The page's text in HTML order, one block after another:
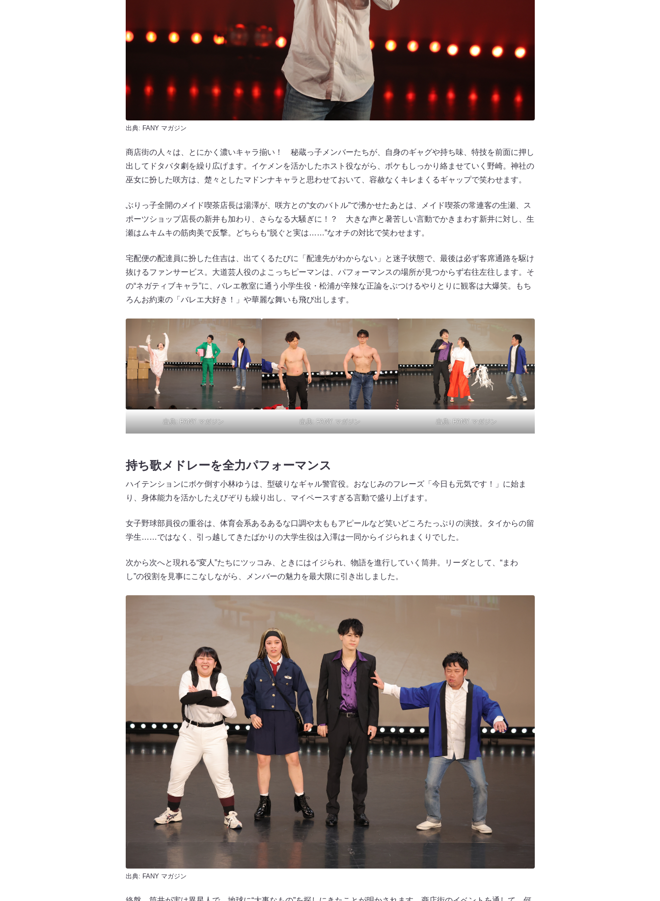
出典: FANY マガジン
商店街の人々は、とにかく濃いキャラ揃い！ 秘蔵っ子メンバーたちが、自身のギャグや持ち味、特技を前面に押し
出してドタバタ劇を繰り広げます。イケメンを活かしたホスト役ながら、ボケもしっかり絡ませていく野崎。神社の
巫女に扮した咲方は、楚々としたマドンナキャラと思わせておいて、容赦なくキレまくるギャップで笑わせます。
ぶりっ子全開のメイド喫茶店長は湯澤が、咲方との“女のバトル”で沸かせたあとは、メイド喫茶の常連客の生瀬、ス
ポーツショップ店長の新井も加わり、さらなる大騒ぎに！？ 大きな声と暑苦しい言動でかきまわす新井に対し、生
瀬はムキムキの筋肉美で反撃。どちらも“脱ぐと実は……”なオチの対比で笑わせます。
宅配便の配達員に扮した住吉は、出てくるたびに「配達先がわからない」と迷子状態で、最後は必ず客席通路を駆け
抜けるファンサービス。大道芸人役のよこっちピーマンは、パフォーマンスの場所が見つからず右往左往します。そ
の“ネガティブキャラ”に、バレエ教室に通う小学生役・松浦が辛辣な正論をぶつけるやりとりに観客は大爆笑。もち
ろんお約束の「バレエ大好き！」や華麗な舞いも飛び出します。
出典: FANY マガジン 出典: FANY マガジン 出典: FANY マガジン
持ち歌メドレーを全力パフォーマンス
ハイテンションにボケ倒す小林ゆうは、型破りなギャル警官役。おなじみのフレーズ「今日も元気です！」に始ま
り、身体能力を活かしたえびぞりも繰り出し、マイペースすぎる言動で盛り上げます。
女子野球部員役の重谷は、体育会系あるあるな口調や太ももアピールなど笑いどころたっぷりの演技。タイからの留
学生……ではなく、引っ越してきたばかりの大学生役は入澤は一同からイジられまくりでした。
次から次へと現れる“変人”たちにツッコみ、ときにはイジられ、物語を進行していく筒井。リーダとして、“まわ
し”の役割を見事にこなしながら、メンバーの魅力を最大限に引き出しました。
出典: FANY マガジン